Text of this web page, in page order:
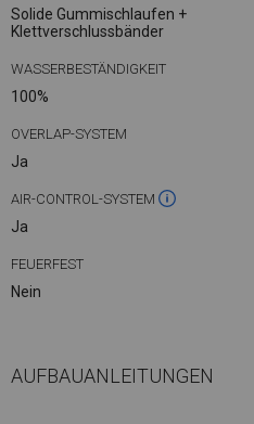
Solide Gummischlaufen +
Klettverschlussbänder
WASSERBESTÄNDIGKEIT
100%
OVERLAP-SYSTEM
Ja
AIR-CONTROL-SYSTEM
Ja
FEUERFEST
Nein
AUFBAUANLEITUNGEN